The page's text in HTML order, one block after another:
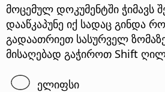
მოცემულ დოკუმენტში ჭიმავს
დააწკაპუნე იქ სადაც გინდა
გადაათრიეთ სასურველ
მისაღებად გაჭიროთ Shift
ელიფსი